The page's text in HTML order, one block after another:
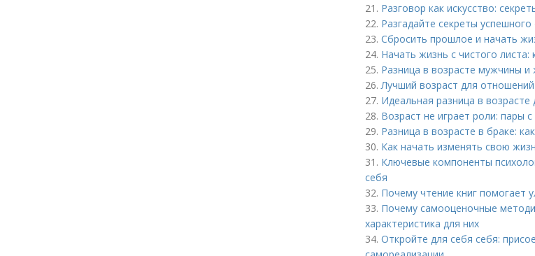
21. Разговор как искусство:
22. Разгадайте секреты
23. Сбросить прошлое и начать
24. Начать жизнь с чистого
25. Разница в возрасте мужчины
26.Лучший возраст для
27. Идеальная разница в
28. Возраст не играет роли: пары
29. Разница в возрасте в браке:
30. Как начать изменять свою
31. Ключевые компоненты
себя
32. Почему чтение книг помогает
33. Почему самооценочные
характеристика для них
34. Откройте для себя себя: